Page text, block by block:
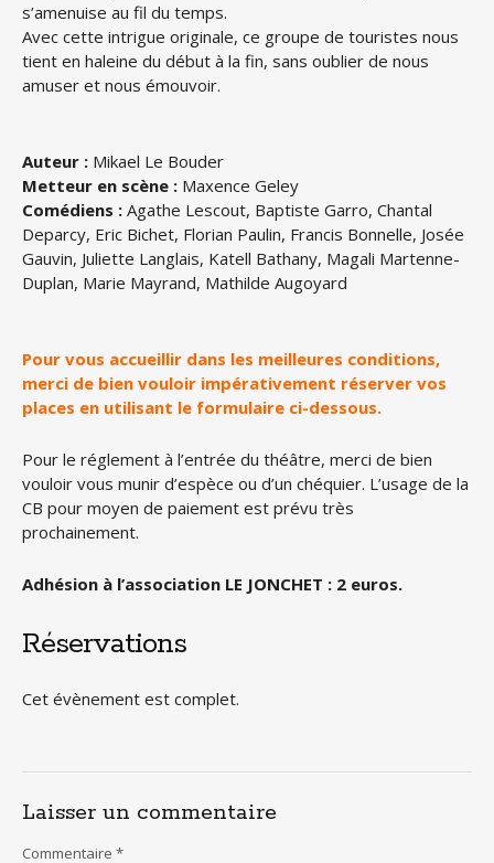
s’amenuise au fil du temps.
Avec cette intrigue originale, ce groupe de touristes nous
tient en haleine du début à la fin, sans oublier de nous
amuser et nous émouvoir.
Auteur : Mikael Le Bouder
Metteur en scène : Maxence Geley
Comédiens : Agathe Lescout, Baptiste Garro, Chantal
Deparcy, Eric Bichet, Florian Paulin, Francis Bonnelle, Josée
Gauvin, Juliette Langlais, Katell Bathany, Magali Martenne-
Duplan, Marie Mayrand, Mathilde Augoyard
Pour vous accueillir dans les meilleures conditions,
merci de bien vouloir impérativement réserver vos
places en utilisant le formulaire ci-dessous.
Pour le réglement à l’entrée du théâtre, merci de bien
vouloir vous munir d’espèce ou d’un chéquier. L’usage de la
CB pour moyen de paiement est prévu très
prochainement.
Adhésion à l’association LE JONCHET : 2 euros.
Réservations
Cet évènement est complet.
Laisser un commentaire
Commentaire *